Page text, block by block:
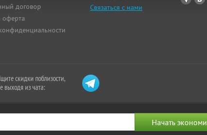
договор
оферта
Связаться с нами
скидки поблизости,
выходя из чата: